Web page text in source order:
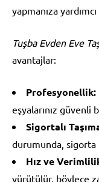
yapmanıza
Tuşba Evden Eve
avantajlar:
Profesyonellik:
eşyalarınız güvenli
Sigortalı
durumunda, sigorta
Hız ve
yürütülür, böylece